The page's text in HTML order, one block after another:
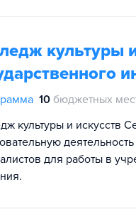
культуры
10 бюджетных
культуры и искусств
для работы в